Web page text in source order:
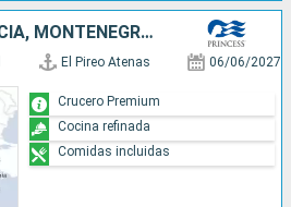
ITALIA, ESPAÑA, FRANCIA, MONTENEGRO, GRECIA
El Pireo Atenas 06/06/2027
Crucero Premium
Cocina refinada
Comidas incluidas